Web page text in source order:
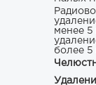
менее 5
более 5